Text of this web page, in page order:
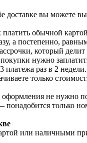
доставке вы можете
платить обычной
а постепенно,
который делит
нужно
раз в 2 недели.
только
не нужно
понадобится только
или наличными